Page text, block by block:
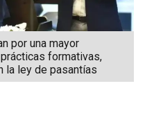
por una mayor
formativas,
la ley de pasantías